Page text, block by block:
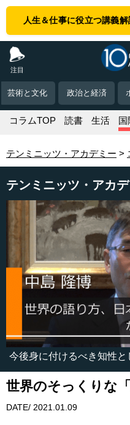
人生＆仕事に役立つ講義解
注目
芸術と文化 政治と経済
コラムTOP 読書 生活 国
テンミニッツ・アカデミー
テンミニッツ・アカ
今後身に付けるべき知性
世界のそっくりな
DATE/ 2021.01.09